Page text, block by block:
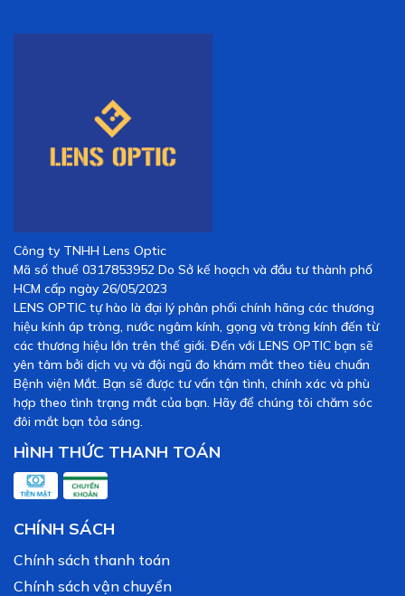
Công ty TNHH Lens Optic
Mã số thuế 0317853952 Do Sở kế hoạch và đầu tư thành phố
HCM cấp ngày 26/05/2023
LENS OPTIC tự hào là đại lý phân phối chính hãng các thương
hiệu kính áp tròng, nước ngâm kính, gọng và tròng kính đến từ
các thương hiệu lớn trên thế giới. Đến với LENS OPTIC bạn sẽ
yên tâm bởi dịch vụ và đội ngũ đo khám mắt theo tiêu chuẩn
Bệnh viện Mắt. Bạn sẽ được tư vấn tận tình, chính xác và phù
hợp theo tình trạng mắt của bạn. Hãy để chúng tôi chăm sóc
đôi mắt bạn tỏa sáng.
HÌNH THỨC THANH TOÁN
CHÍNH SÁCH
Chính sách thanh toán
Chính sách vận chuyển